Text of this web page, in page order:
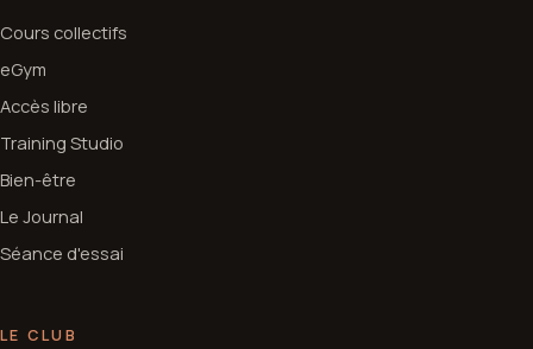
Cours collectifs
eGym
Accès libre
Training Studio
Bien-être
Le Journal
Séance d'essai
LE CLUB